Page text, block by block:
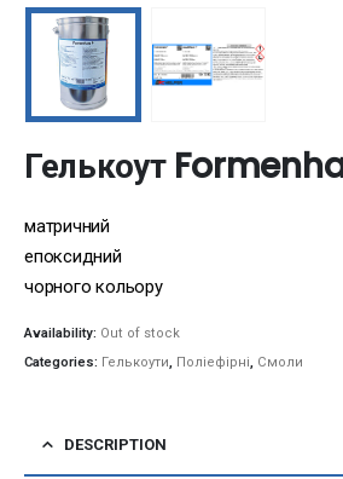
Гелькоут
матричний
епоксидний
чорного кольору
Availability: Out of stock
Categories: Гелькоути, Поліефірні, Смоли
DESCRIPTION